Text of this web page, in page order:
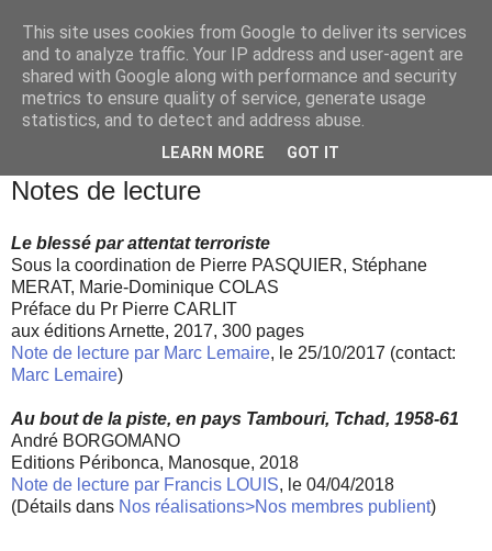
Notes de lecture
Le blessé par attentat terroriste
Sous la coordination de Pierre PASQUIER, Stéphane
MERAT, Marie-Dominique COLAS
Préface du Pr Pierre CARLIT
aux éditions Arnette, 2017, 300 pages
Note de lecture par Marc Lemaire, le 25/10/2017 (contact:
Marc Lemaire)
Au bout de la piste, en pays Tambouri, Tchad, 1958-61
André BORGOMANO
Editions Péribonca, Manosque, 2018
Note de lecture par Francis LOUIS, le 04/04/2018
(Détails dans Nos réalisations>Nos membres publient)
This site uses cookies from Google to deliver its services
and to analyze traffic. Your IP address and user-agent are
shared with Google along with performance and security
metrics to ensure quality of service, generate usage
statistics, and to detect and address abuse.
LEARN MORE GOT IT